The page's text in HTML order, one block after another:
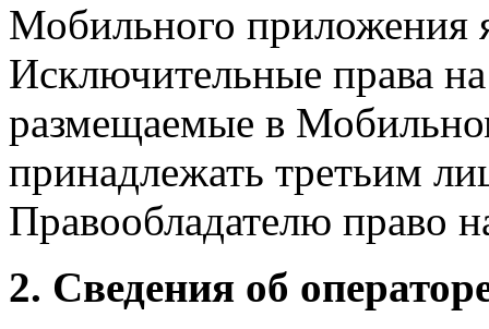
Мобильного приложения
Исключительные права
размещаемые в
принадлежать третьим
Правообладателю право
2. Сведения об